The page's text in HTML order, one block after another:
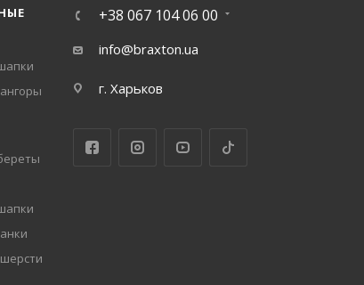
+38 067 104 06 00
info@braxton.ua
г. Харьков